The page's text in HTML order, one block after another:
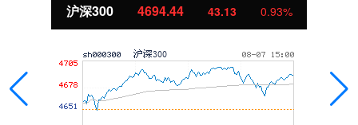
沪深300 4694.44 43.13 0.93%